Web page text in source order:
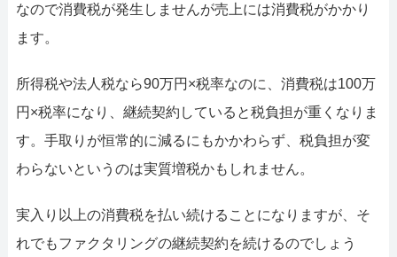
なので消費税が発生しませんが売上には消費税がかかり
ます。
所得税や法人税なら90万円×税率なのに、消費税は100万
円×税率になり、継続契約していると税負担が重くなりま
す。手取りが恒常的に減るにもかかわらず、税負担が変
わらないというのは実質増税かもしれません。
実入り以上の消費税を払い続けることになりますが、そ
れでもファクタリングの継続契約を続けるのでしょう